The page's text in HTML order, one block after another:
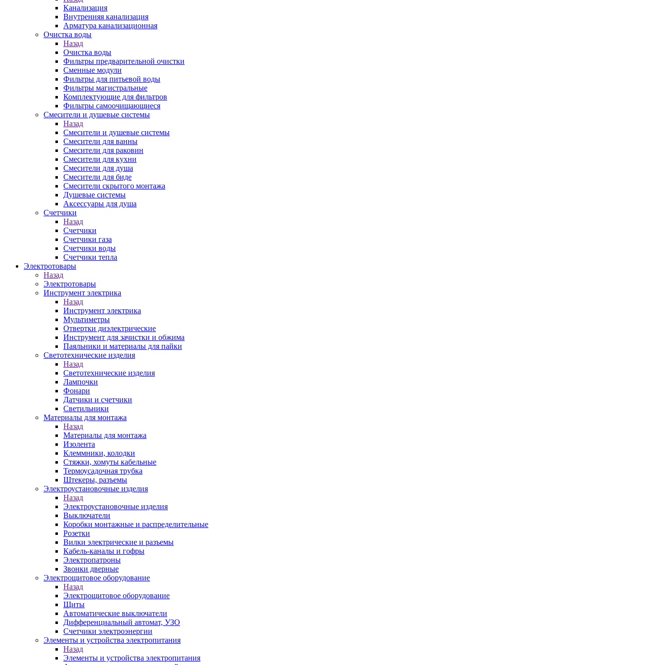
Канализация
Внутренняя канализация
Арматура канализационная
Очистка воды
Назад
Очистка воды
Фильтры предварительной очистки
Сменные модули
Фильтры для питьевой воды
Фильтры магистральные
Комплектующие для фильтров
Фильтры самоочищающиеся
Смесители и душевые системы
Назад
Смесители и душевые системы
Смесители для ванны
Смесители для раковин
Смесители для кухни
Смесители для душа
Смесители для биде
Смесители скрытого монтажа
Душевые системы
Аксессуары для душа
Счетчики
Назад
Счетчики
Счетчики газа
Счетчики воды
Счетчики тепла
Электротовары
Назад
Электротовары
Инструмент электрика
Назад
Инструмент электрика
Мультиметры
Отвертки диэлектрические
Инструмент для зачистки и обжима
Паяльники и материалы для пайки
Светотехнические изделия
Назад
Светотехнические изделия
Лампочки
Фонари
Датчики и счетчики
Светильники
Материалы для монтажа
Назад
Материалы для монтажа
Изолента
Клеммники, колодки
Стяжки, хомуты кабельные
Термоусадочная трубка
Штекеры, разъемы
Электроустановочные изделия
Назад
Электроустановочные изделия
Выключатели
Коробки монтажные и распределительные
Розетки
Вилки электрические и разъемы
Кабель-каналы и гофры
Электропатроны
Звонки дверные
Электрощитовое оборудование
Назад
Электрощитовое оборудование
Щиты
Автоматические выключатели
Дифференциальный автомат, УЗО
Счетчики электроэнергии
Элементы и устройства электропитания
Назад
Элементы и устройства электропитания